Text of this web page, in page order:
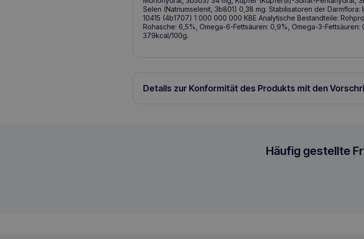
Selen (Natriumselenit, 3b801) 0,38 mg. Stabilisatoren der Darmflora:
10415 (4b1707) 1 000 000 000 KBE Analytische Bestandteile:
Rohasche: 6,5%, Omega-6-Fettsäuren: 0,9%, Omega-3-
379kcal/100g.
Details zur Konformität des Produkts mit den
RAW PALEO Ultra Beef Mini Adult 8kg mit Rindfleisch fürHäufig gestellte